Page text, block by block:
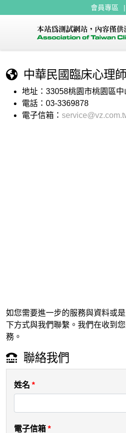
會員專區
中華民國臨床心理
地址：33058桃園市桃園區
電話：03-3369878
電子信箱：
如您需要進一步的服務與資料或
下方式與我們聯繫。我們在收到
務。
聯絡我們
姓名 *
電子信箱 *